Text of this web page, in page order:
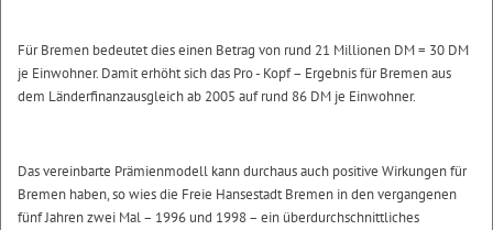
Für Bremen bedeutet dies einen Betrag von rund 21 Millionen DM = 30 DM
je Einwohner. Damit erhöht sich das Pro - Kopf – Ergebnis für Bremen aus
dem Länderfinanzausgleich ab 2005 auf rund 86 DM je Einwohner.
Das vereinbarte Prämienmodell kann durchaus auch positive Wirkungen für
Bremen haben, so wies die Freie Hansestadt Bremen in den vergangenen
fünf Jahren zwei Mal – 1996 und 1998 – ein überdurchschnittliches